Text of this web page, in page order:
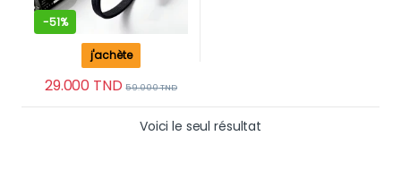
-51%
29.000 TND 59.000TND
j'achète
Voici le seul résultat